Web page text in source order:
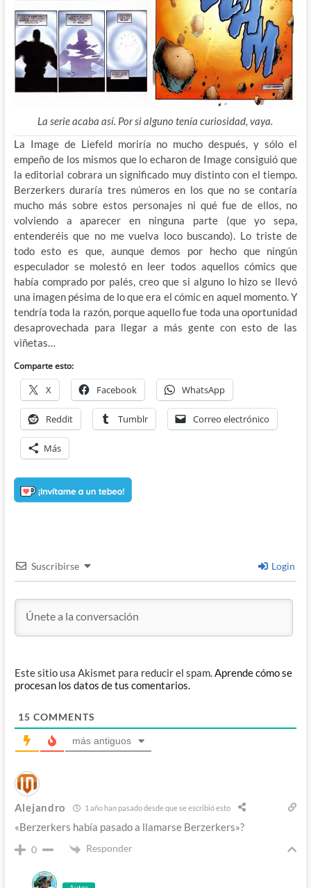
La serie acaba así. Por si alguno tenía curiosidad, vaya.
La Image de Liefeld moriría no mucho después, y sólo el
empeño de los mismos que lo echaron de Image consiguió que
la editorial cobrara un significado muy distinto con el tiempo.
Berzerkers duraría tres números en los que no se contaría
mucho más sobre estos personajes ni qué fue de ellos, no
volviendo a aparecer en ninguna parte (que yo sepa,
entenderéis que no me vuelva loco buscando). Lo triste de
todo esto es que, aunque demos por hecho que ningún
especulador se molestó en leer todos aquellos cómics que
había comprado por palés, creo que si alguno lo hizo se llevó
una imagen pésima de lo que era el cómic en aquel momento. Y
tendría toda la razón, porque aquello fue toda una oportunidad
desaprovechada para llegar a más gente con esto de las
viñetas…
Comparte esto:
X Facebook WhatsApp
Reddit Tumblr Correo electrónico
Más
Suscribirse Login
Este sitio usa Akismet para reducir el spam.Aprende cómo se
procesan los datos de tus comentarios.
15 COMMENTS
más antiguos
Alejandro 1 año han pasado desde que se escribió esto
«Berzerkers había pasado a llamarse Berzerkers»?
0 Responder